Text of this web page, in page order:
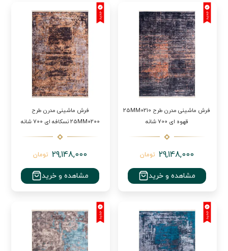
فرش ماشینی مدرن طرح 25MM0210
قهوه ای 700 شانه
29,148,000 تومان
مشاهده و خرید
فرش ماشینی مدرن طرح
25MM0200 نسکافه ای 700 شانه
29,148,000 تومان
مشاهده و خرید